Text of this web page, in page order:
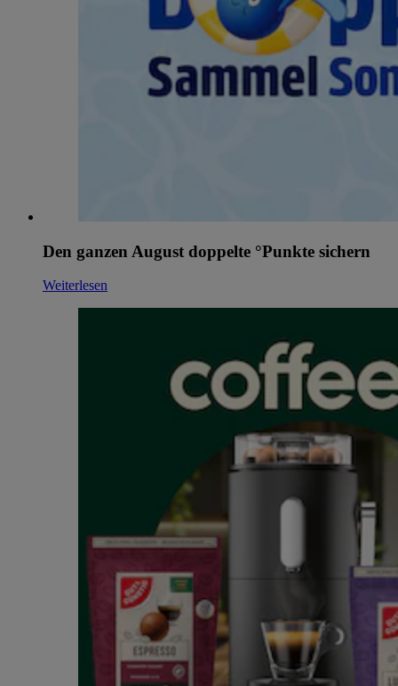
Den ganzen August doppelte °Punkte sichern
Weiterlesen